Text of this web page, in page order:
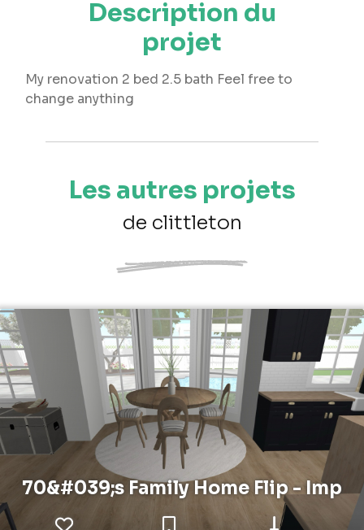
Description du
projet
My renovation 2 bed 2.5 bath Feel free to
change anything
Les autres projets
de clittleton
70&#039;s Family Home Flip - Imp